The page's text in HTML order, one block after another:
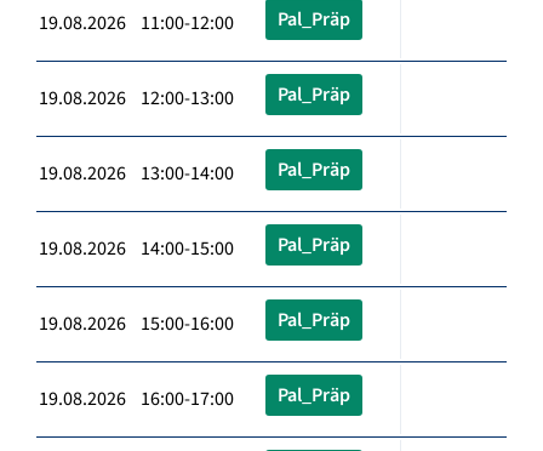
19.08.2026 11:00-12:00 Pal_Präp
19.08.2026 12:00-13:00 Pal_Präp
19.08.2026 13:00-14:00 Pal_Präp
19.08.2026 14:00-15:00 Pal_Präp
19.08.2026 15:00-16:00 Pal_Präp
19.08.2026 16:00-17:00 Pal_Präp